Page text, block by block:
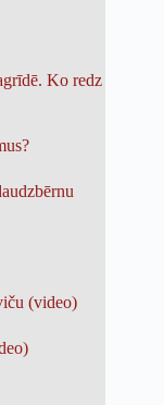
Ko redz
(video)